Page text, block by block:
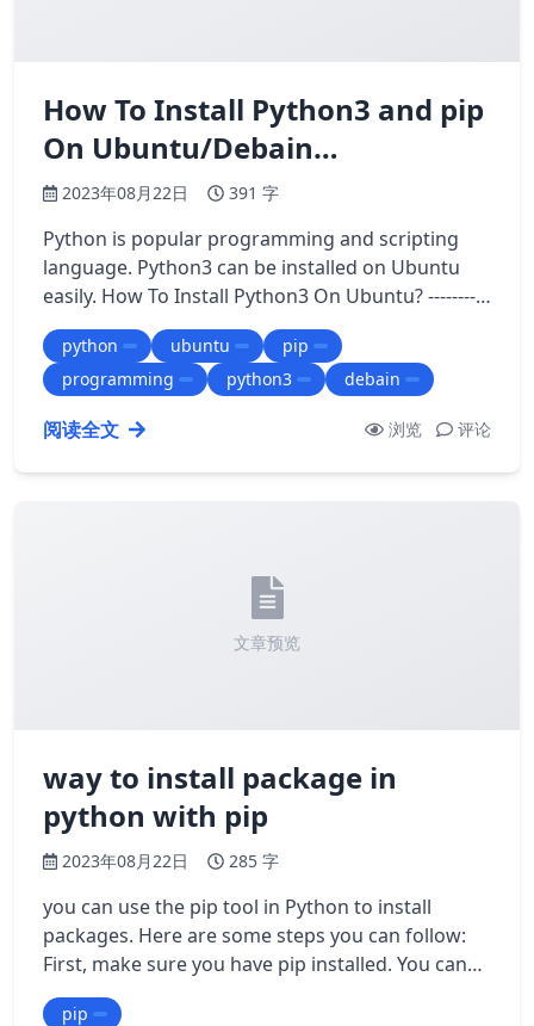
How To Install Python3 and pip
On Ubuntu/Debain…
2023年08月22日 391 字
Python is popular programming and scripting
language. Python3 can be installed on Ubuntu
easily. How To Install Python3 On Ubuntu? ----------
----------------------- Before sta…
python ubuntu
pip
programming
python3 debain
阅读全文 浏览 评论
文章预览
way to install package in
python with pip
2023年08月22日 285 字
you can use the pip tool in Python to install
packages. Here are some steps you can follow:
First, make sure you have pip installed. You can
do this by running pip --version in …
pip